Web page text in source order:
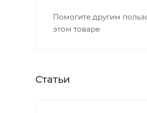
Помогите другим
этом товаре
Статьи